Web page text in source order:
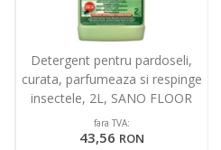
Detergent pentru pardoseli,
curata, parfumeaza si respinge
insectele, 2L, SANO FLOOR
PLUS
fara TVA:
43,56 RON